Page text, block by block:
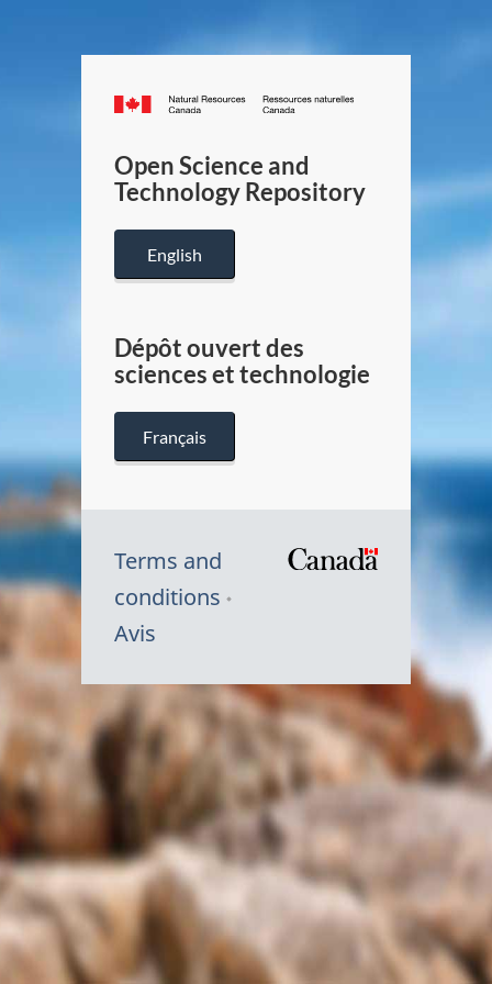
Canada.ca
/
Canada
Open Science and
Technology Repository
English
Dépôt ouvert des
sciences et technologie
Français
Terms and
conditions
Avis
Symbole
du
Canada